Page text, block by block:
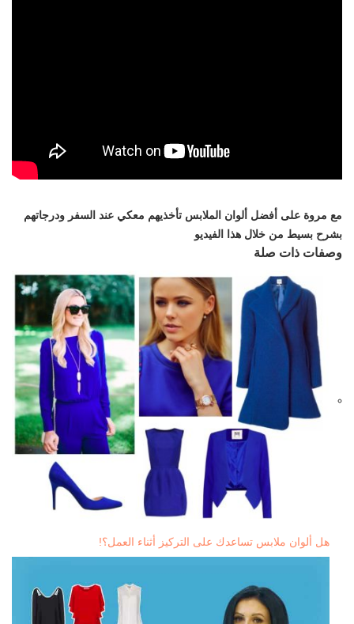
مع مروة على أفضل ألوان الملابس تأخذيهم معكي عند السفر ودرجاتهم
بشرح بسيط من خلال هذا الفيديو
وصفات ذات صلة
هل ألوان ملابس تساعدك على التركيز أثناء العمل؟!